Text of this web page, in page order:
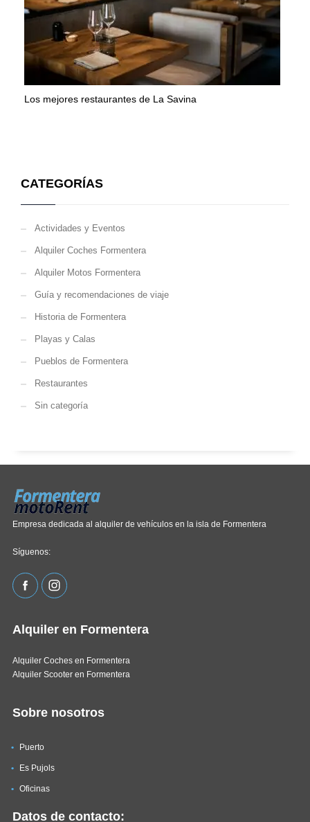
Los mejores restaurantes de La Savina
CATEGORÍAS
Actividades y Eventos
Alquiler Coches Formentera
Alquiler Motos Formentera
Guía y recomendaciones de viaje
Historia de Formentera
Playas y Calas
Pueblos de Formentera
Restaurantes
Sin categoría
Empresa dedicada al alquiler de vehículos en la isla de Formentera
Síguenos:
Alquiler en Formentera
Alquiler Coches en Formentera
Alquiler Scooter en Formentera
Sobre nosotros
Puerto
Es Pujols
Oficinas
Datos de contacto: